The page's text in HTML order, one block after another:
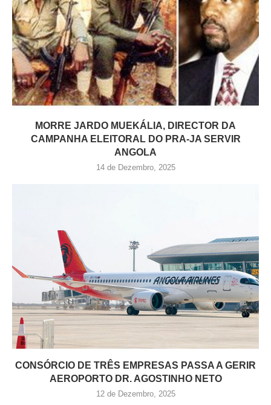
MORRE JARDO MUEKÁLIA, DIRECTOR DA
CAMPANHA ELEITORAL DO PRA-JA SERVIR
ANGOLA
14 de Dezembro, 2025
CONSÓRCIO DE TRÊS EMPRESAS PASSA A GERIR
AEROPORTO DR. AGOSTINHO NETO
12 de Dezembro, 2025